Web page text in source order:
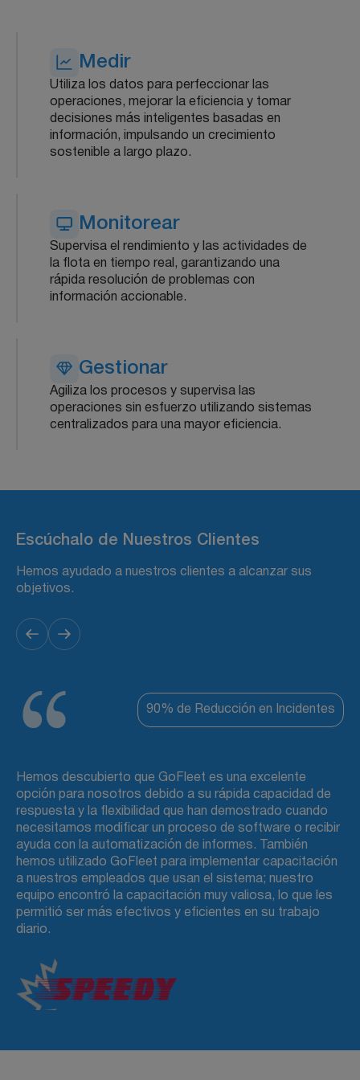
Medir
Utiliza los datos para perfeccionar las
operaciones, mejorar la eficiencia y tomar
decisiones más inteligentes basadas en
información, impulsando un crecimiento
sostenible a largo plazo.
Monitorear
Supervisa el rendimiento y las actividades de
la flota en tiempo real, garantizando una
rápida resolución de problemas con
información accionable.
Gestionar
Agiliza los procesos y supervisa las
operaciones sin esfuerzo utilizando sistemas
centralizados para una mayor eficiencia.
Escúchalo de Nuestros Clientes
Hemos ayudado a nuestros clientes a alcanzar sus
objetivos.
90% de Reducción en Incidentes
Hemos descubierto que GoFleet es una excelente
opción para nosotros debido a su rápida capacidad de
respuesta y la flexibilidad que han demostrado cuando
necesitamos modificar un proceso de software o recibir
ayuda con la automatización de informes. También
hemos utilizado GoFleet para implementar capacitación
a nuestros empleados que usan el sistema; nuestro
equipo encontró la capacitación muy valiosa, lo que les
permitió ser más efectivos y eficientes en su trabajo
diario.